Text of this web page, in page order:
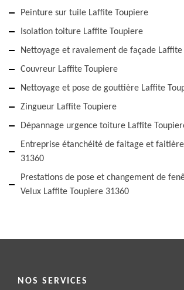
Peinture sur tuile Laffite Toupiere
Isolation toiture Laffite Toupiere
Nettoyage et ravalement de façade Laffite
Couvreur Laffite Toupiere
Nettoyage et pose de gouttière Laffite
Zingueur Laffite Toupiere
Dépannage urgence toiture Laffite
Entreprise étanchéité de faitage et
31360
Prestations de pose et changement de
Velux Laffite Toupiere 31360
NOS SERVICES